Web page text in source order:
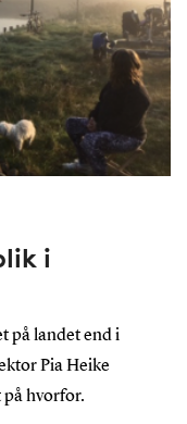
i
på landet end i
Pia Heike
på hvorfor.